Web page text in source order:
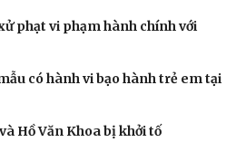
phạt vi phạm hành chính với
có hành vi bạo hành trẻ em tại
Hồ Văn Khoa bị khởi tố